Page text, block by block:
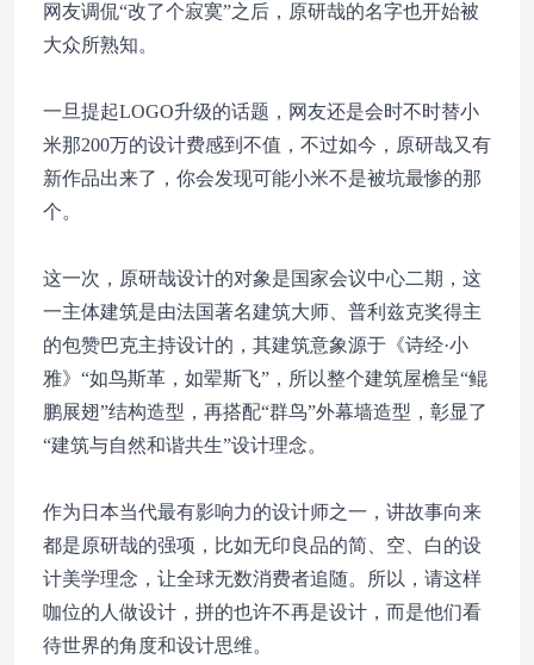
网友调侃“改了个寂寞”之后，原研哉的名字也开始被
大众所熟知。
一旦提起LOGO升级的话题，网友还是会时不时替小
米那200万的设计费感到不值，不过如今，原研哉又有
新作品出来了，你会发现可能小米不是被坑最惨的那
个。
这一次，原研哉设计的对象是国家会议中心二期，这
一主体建筑是由法国著名建筑大师、普利兹克奖得主
的包赞巴克主持设计的，其建筑意象源于《诗经·小
雅》“如鸟斯革，如翚斯飞”，所以整个建筑屋檐呈“鲲
鹏展翅”结构造型，再搭配“群鸟”外幕墙造型，彰显了
“建筑与自然和谐共生”设计理念。
作为日本当代最有影响力的设计师之一，讲故事向来
都是原研哉的强项，比如无印良品的简、空、白的设
计美学理念，让全球无数消费者追随。所以，请这样
咖位的人做设计，拼的也许不再是设计，而是他们看
待世界的角度和设计思维。